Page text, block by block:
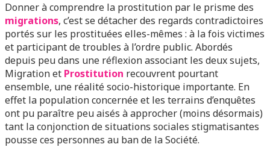
Donner à comprendre la prostitution par le prisme des
migrations, c’est se détacher des regards contradictoires
portés sur les prostituées elles-mêmes : à la fois victimes
et participant de troubles à l’ordre public. Abordés
depuis peu dans une réflexion associant les deux sujets,
Migration et Prostitution recouvrent pourtant
ensemble, une réalité socio-historique importante. En
effet la population concernée et les terrains d’enquêtes
ont pu paraître peu aisés à approcher (moins désormais)
tant la conjonction de situations sociales stigmatisantes
pousse ces personnes au ban de la Société.